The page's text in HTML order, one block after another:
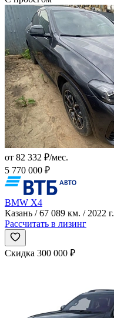
от 82 332 ₽/мес.
5 770 000 ₽
BMW X4
Казань / 67 089 км. / 2022 г.
Рассчитать в лизинг
Скидка 300 000 ₽